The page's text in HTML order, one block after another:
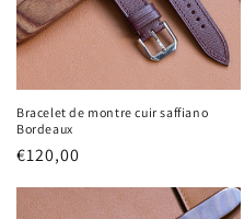
Bracelet de montre cuir saffiano
Bordeaux
Prix
€120,00